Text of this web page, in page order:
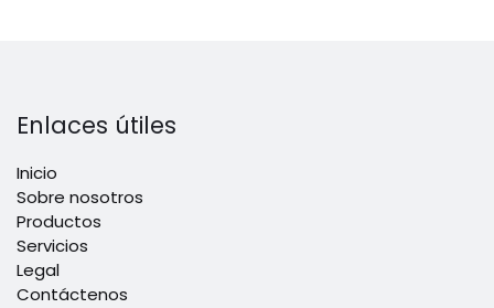
Enlaces útiles
Inicio
Sobre nosotros
Productos
Servicios
Legal
Contáctenos